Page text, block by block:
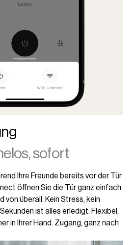
sofort
Ihre Freunde bereits vor der Tür
öffnen Sie die Tür ganz einfach
von überall. Kein Stress, kein
ist alles erledigt. Flexibel,
in Ihrer Hand. Zugang, ganz nach